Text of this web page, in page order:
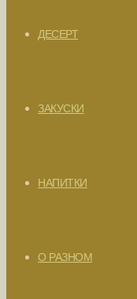
ДЕСЕРТ
ЗАКУСКИ
НАПИТКИ
О РАЗНОМ